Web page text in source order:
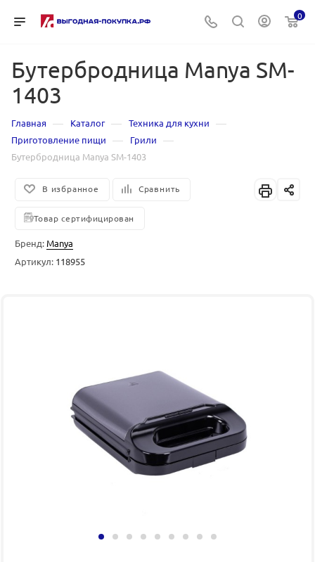
0
Бутербродница Manya SM-
1403
Главная — Каталог — Техника для кухни —
Приготовление пищи — Грили —
Бутербродница Manya SM-1403
В избранное Сравнить
Товар сертифицирован
Бренд: Manya
Артикул: 118955